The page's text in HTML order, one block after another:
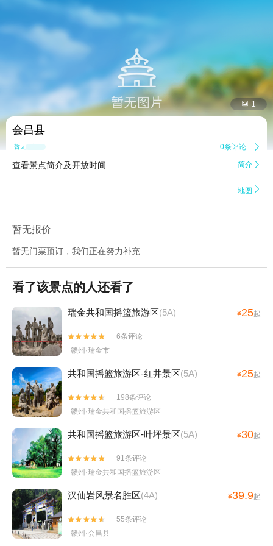
 1
会昌县
暂无点评 0条评论 
查看景点简介及开放时间 简介 
地图 
暂无报价
暂无门票预订，我们正在努力补充
看了该景点的人还看了
瑞金共和国摇篮旅游区(5A) ¥25起


6条评论
赣州·瑞金市
共和国摇篮旅游区-红井景区(5A) ¥25起


198条评论
赣州·瑞金共和国摇篮旅游区
共和国摇篮旅游区-叶坪景区(5A) ¥30起


91条评论
赣州·瑞金共和国摇篮旅游区
汉仙岩风景名胜区(4A) ¥39.9起


55条评论
赣州·会昌县